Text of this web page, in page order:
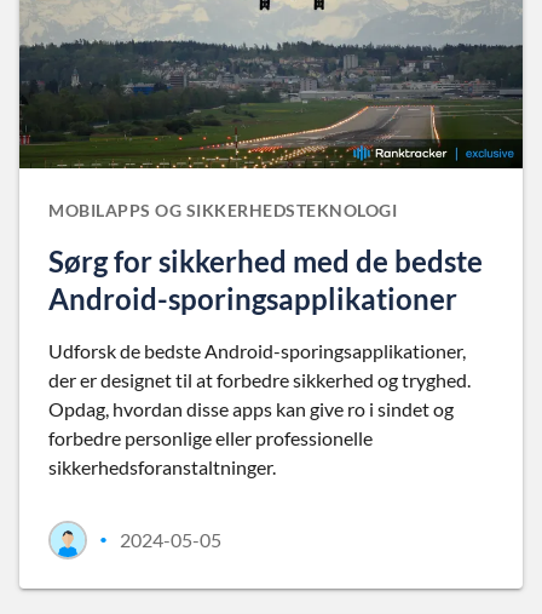
MOBILAPPS OG SIKKERHEDSTEKNOLOGI
Sørg for sikkerhed med de bedste
Android-sporingsapplikationer
Udforsk de bedste Android-sporingsapplikationer,
der er designet til at forbedre sikkerhed og tryghed.
Opdag, hvordan disse apps kan give ro i sindet og
forbedre personlige eller professionelle
sikkerhedsforanstaltninger.
• 2024-05-05